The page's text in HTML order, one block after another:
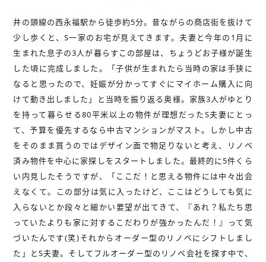
井の頭線の西永福駅から徒歩約5分。昔ながらの商店街を抜けて
少し歩くと、S一家のお宅が見えてきます。夫妻と今年の1月に
生まれた息子の3人が暮らすこの部屋は、ちょうどお子様が誕生
した頃に完成しました。「子供が生まれたら当時の家は手狭に
なると思ったので、妊娠が分かってすぐにマイホーム購入に向
けて動き出しました」と当時を振り返る奥様。家族3人がゆとり
を持って暮らせる80平米以上の物件が理想だったS夫妻にとっ
て、予算を優先するなら中古マンションがマスト。しかし中古
をそのまま買うのではデザイン面で物足りないと考え、リノベ
済み物件を中心に家探しをスタートしました。最終的に5件くら
い内見したそうですが、「ここだ！と思える物件には中々出会
えなくて。この部分は気に入ったけど、ここはどうしても気に
入らないとか段々と細かい要望が出てきて、『あれ？私たち思
っていたよりも家に対するこだわりが強かったんだ！』って気
づいたんです(笑)それからオーダー型のリノベにシフトしまし
た」とS夫妻。そしてフルオーダー型のリノベ会社を探す中で、